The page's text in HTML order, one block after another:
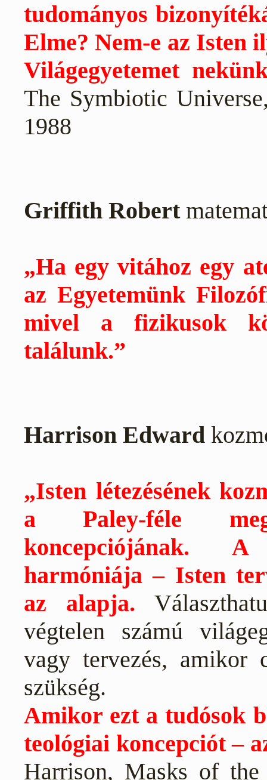
tudományos
Elme? Nem-e az Isten
Világegyetemet
The Symbiotic
1988
Griffith Robert
„Ha egy vitához egy
az Egyetemünk
mivel a fizikusok
találunk.”
Harrison Edward
„Isten létezésének
a Paley-féle
koncepciójának.
harmóniája – Isten
az alapja.
végtelen számú
vagy tervezés, amikor
szükség.
Amikor ezt a tudósok
teológiai koncepciót –
Harrison, Masks of